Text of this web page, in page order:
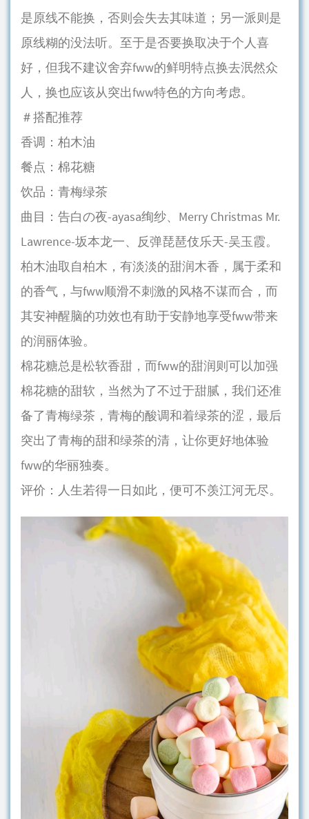
是原线不能换，否则会失去其味道；另一派则是
原线糊的没法听。至于是否要换取决于个人喜
好，但我不建议舍弃fww的鲜明特点换去泯然众
人，换也应该从突出fww特色的方向考虑。
＃搭配推荐
香调：柏木油
餐点：棉花糖
饮品：青梅绿茶
曲目：告白の夜-ayasa绚纱、Merry Christmas Mr.
Lawrence-坂本龙一、反弹琵琶伎乐天-吴玉霞。
柏木油取自柏木，有淡淡的甜润木香，属于柔和
的香气，与fww顺滑不刺激的风格不谋而合，而
其安神醒脑的功效也有助于安静地享受fww带来
的润丽体验。
棉花糖总是松软香甜，而fww的甜润则可以加强
棉花糖的甜软，当然为了不过于甜腻，我们还准
备了青梅绿茶，青梅的酸调和着绿茶的涩，最后
突出了青梅的甜和绿茶的清，让你更好地体验
fww的华丽独奏。
评价：人生若得一日如此，便可不羡江河无尽。